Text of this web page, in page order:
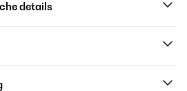
details